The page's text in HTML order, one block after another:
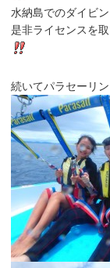
水納島でのダイビ
是非ライセンスを
続いてパラセーリン